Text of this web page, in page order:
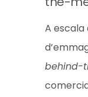
A
behind-